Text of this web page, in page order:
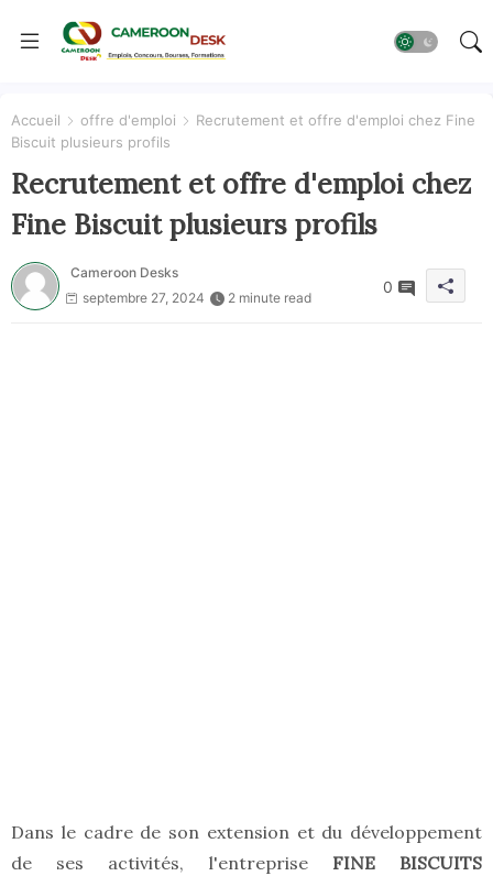
Accueil offre d'emploi
Recrutement et offre d'emploi chez Fine
Biscuit plusieurs profils
Recrutement et offre d'emploi chez
Fine Biscuit plusieurs profils
Cameroon Desks
septembre 27, 2024
2 minute read
0
Dans le cadre de son extension et du développement
de ses activités, l'entreprise FINE BISCUITS